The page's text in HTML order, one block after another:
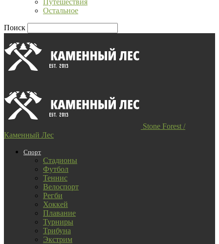
Путешествия
Остальное
Поиск
Stone Forest /
Каменный Лес
Спорт
Стадионы
Футбол
Теннис
Велоспорт
Регби
Хоккей
Плавание
Турниры
Трибуна
Экстрим